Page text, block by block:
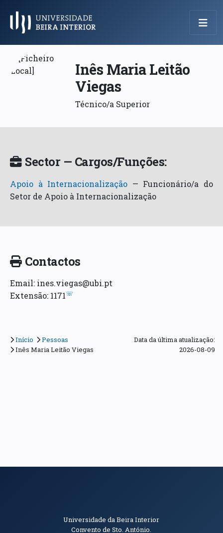
Menu Principal
Inês Maria Leitão
Viegas
Técnico/a Superior
Sector — Cargos/Funções:
Apoio à Internacionalização — Funcionário/a do
Setor de Apoio à Internacionalização
Contactos
Email: ines.viegas@ubi.pt
Extensão: 1171☏
Início
Pessoas
Inês Maria Leitão Viegas
Data da última atualização:
2026-08-09
Informações de Contacto
Universidade da Beira Interior
Convento de Sto. António.